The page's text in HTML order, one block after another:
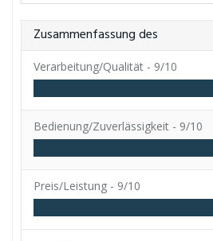
Zusammenfassung des
Verarbeitung/Qualität - 9/10
Bedienung/Zuverlässigkeit - 9/10
Preis/Leistung - 9/10